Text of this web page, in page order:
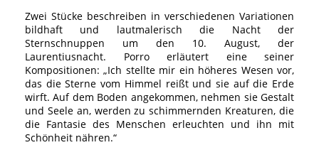
Zwei Stücke beschreiben in verschiedenen Variationen
bildhaft und lautmalerisch die Nacht der
Sternschnuppen um den 10. August, der
Laurentiusnacht. Porro erläutert eine seiner
Kompositionen: „Ich stellte mir ein höheres Wesen vor,
das die Sterne vom Himmel reißt und sie auf die Erde
wirft. Auf dem Boden angekommen, nehmen sie Gestalt
und Seele an, werden zu schimmernden Kreaturen, die
die Fantasie des Menschen erleuchten und ihn mit
Schönheit nähren.“